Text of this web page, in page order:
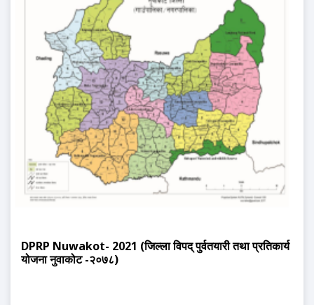
DPRP Nuwakot- 2021 (जिल्ला विपद् पुर्वतयारी तथा प्रतिकार्य
योजना नुवाकोट -२०७८)